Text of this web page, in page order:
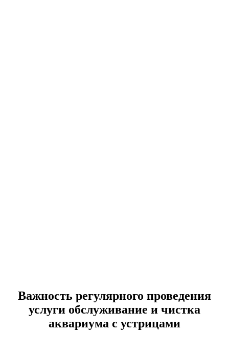
Важность регулярного проведения
услуги обслуживание и чистка
аквариума с устрицами